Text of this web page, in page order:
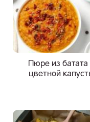
Пюре из батата
цветной